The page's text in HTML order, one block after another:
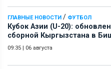
ГЛАВНЫЕ НОВОСТИ / ФУТБОЛ
Кубок Азии (U-20):
сборной Кыргызстана в
09:35 | 06 августа